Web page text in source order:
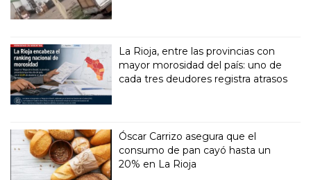
La Rioja, entre las provincias con
mayor morosidad del país: uno de
cada tres deudores registra atrasos
Óscar Carrizo asegura que el
consumo de pan cayó hasta un
20% en La Rioja